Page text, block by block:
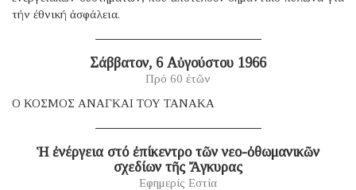
τήν ἐθνική ἀσφάλεια.
Σάββατον, 6 Αὐγούστου 1966
Πρό 60 ἐτῶν
Ο ΚΟΣΜΟΣ ΑΝΑΓΚΑΙ ΤΟΥ ΤΑΝΑΚΑ
Ἡ ἐνέργεια στό ἐπίκεντρο τῶν νεο-ὀθωμανικῶν
σχεδίων τῆς Ἄγκυρας
Εφημερίς Εστία